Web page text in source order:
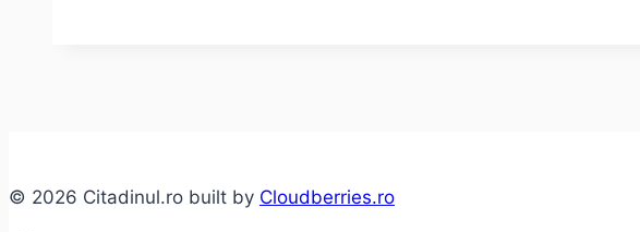
© 2026 Citadinul.ro built by Cloudberries.ro